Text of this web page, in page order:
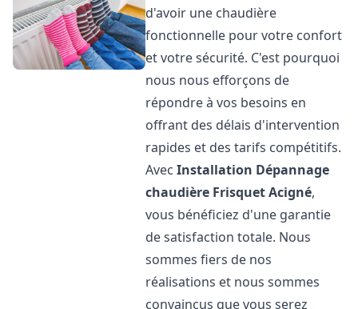
d'avoir une chaudière
fonctionnelle pour votre confort
et votre sécurité. C'est pourquoi
nous nous efforçons de
répondre à vos besoins en
offrant des délais d'intervention
rapides et des tarifs compétitifs.
AvecInstallation Dépannage
chaudière FrisquetAcigné,
vous bénéficiez d'une garantie
de satisfaction totale. Nous
sommes fiers de nos
réalisations et nous sommes
convaincus que vous serez